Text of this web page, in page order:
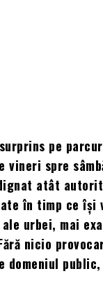
pe
spre
atât
în timp ce își
urbei, mai
nicio
domeniul public,